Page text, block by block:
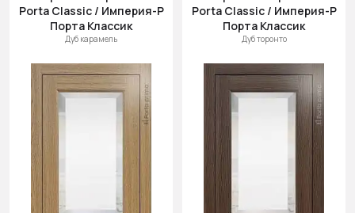
Porta Classic / Империя-Р
Порта Классик
Дуб карамель
Porta Classic / Империя-Р
Порта Классик
Дуб торонто